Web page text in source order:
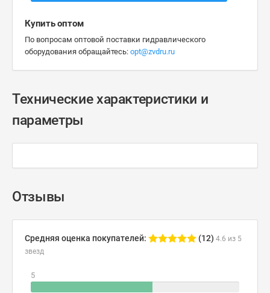
Купить оптом
По вопросам оптовой поставки гидравлического
оборудования обращайтесь: opt@zvdru.ru
Технические характеристики и
параметры
Отзывы
Средняя оценка покупателей: (12) 4.6 из 5
звезд
5